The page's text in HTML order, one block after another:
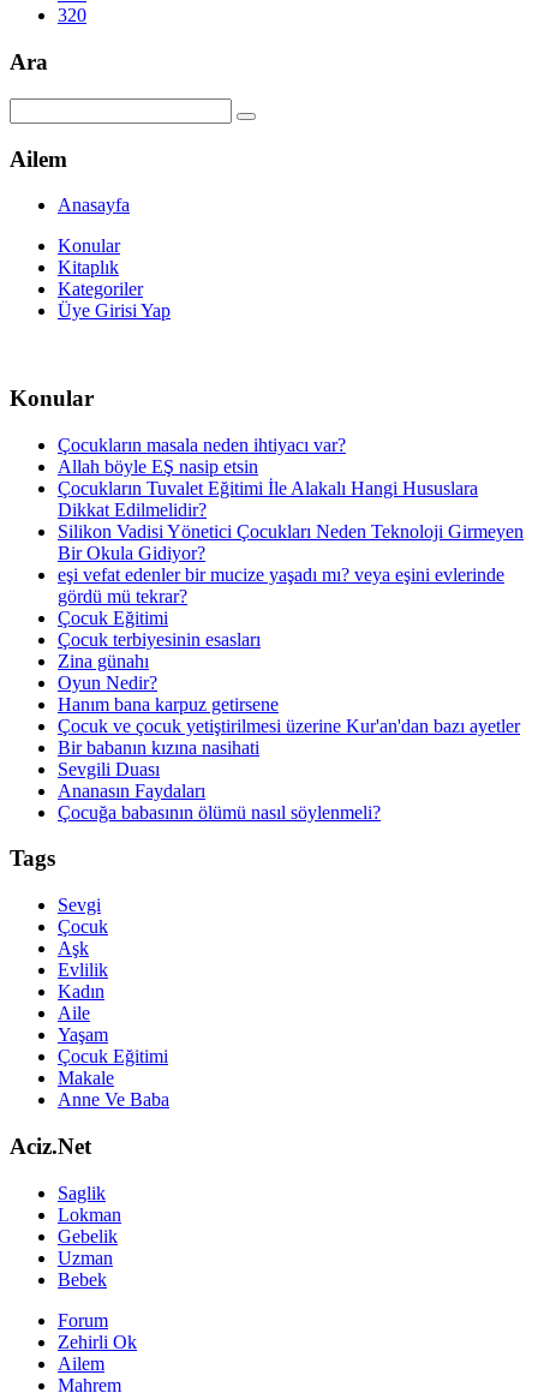
320
Ara
Ailem
Anasayfa
Konular
Kitaplık
Kategoriler
Üye Girisi Yap
Konular
Çocukların masala neden ihtiyacı var?
Allah böyle EŞ nasip etsin
Çocukların Tuvalet Eğitimi İle Alakalı Hangi Hususlara
Dikkat Edilmelidir?
Silikon Vadisi Yönetici Çocukları Neden Teknoloji Girmeyen
Bir Okula Gidiyor?
eşi vefat edenler bir mucize yaşadı mı? veya eşini evlerinde
gördü mü tekrar?
Çocuk Eğitimi
Çocuk terbiyesinin esasları
Zina günahı
Oyun Nedir?
Hanım bana karpuz getirsene
Çocuk ve çocuk yetiştirilmesi üzerine Kur'an'dan bazı ayetler
Bir babanın kızına nasihati
Sevgili Duası
Ananasın Faydaları
Çocuğa babasının ölümü nasıl söylenmeli?
Tags
Sevgi
Çocuk
Aşk
Evlilik
Kadın
Aile
Yaşam
Çocuk Eğitimi
Makale
Anne Ve Baba
Aciz.Net
Saglik
Lokman
Gebelik
Uzman
Bebek
Forum
Zehirli Ok
Ailem
Mahrem